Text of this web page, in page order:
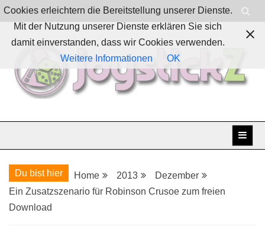
Skip
to
content
JoystickZ
Du bist hier Home 2013
Dezember
Ein Zusatzszenario für Robinson Crusoe zum freien
Download
Cookies erleichtern die Bereitstellung unserer Dienste.
Mit der Nutzung unserer Dienste erklären Sie sich
damit einverstanden, dass wir Cookies verwenden.
Weitere Informationen
OK